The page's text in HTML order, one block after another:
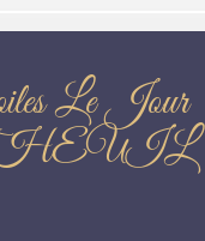
Le Jour